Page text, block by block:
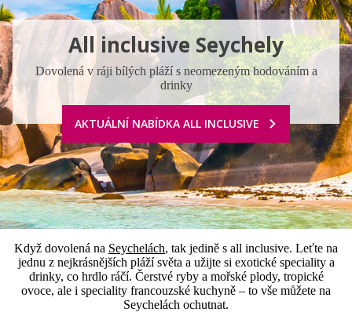
All inclusive Seychely
Dovolená v ráji bílých pláží s neomezeným hodováním a
drinky
AKTUÁLNÍ NABÍDKA ALL INCLUSIVE
Když dovolená na Seychelách, tak jedině s all inclusive. Leťte na
jednu z nejkrásnějších pláží světa a užijte si exotické speciality a
drinky, co hrdlo ráčí. Čerstvé ryby a mořské plody, tropické
ovoce, ale i speciality francouzské kuchyně – to vše můžete na
Seychelách ochutnat.